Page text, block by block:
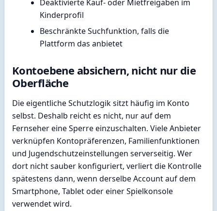
Deaktivierte Kauf- oder Mietfreigaben im
Kinderprofil
Beschränkte Suchfunktion, falls die
Plattform das anbietet
Kontoebene absichern, nicht nur die
Oberfläche
Die eigentliche Schutzlogik sitzt häufig im Konto
selbst. Deshalb reicht es nicht, nur auf dem
Fernseher eine Sperre einzuschalten. Viele Anbieter
verknüpfen Kontopräferenzen, Familienfunktionen
und Jugendschutzeinstellungen serverseitig. Wer
dort nicht sauber konfiguriert, verliert die Kontrolle
spätestens dann, wenn derselbe Account auf dem
Smartphone, Tablet oder einer Spielkonsole
verwendet wird.